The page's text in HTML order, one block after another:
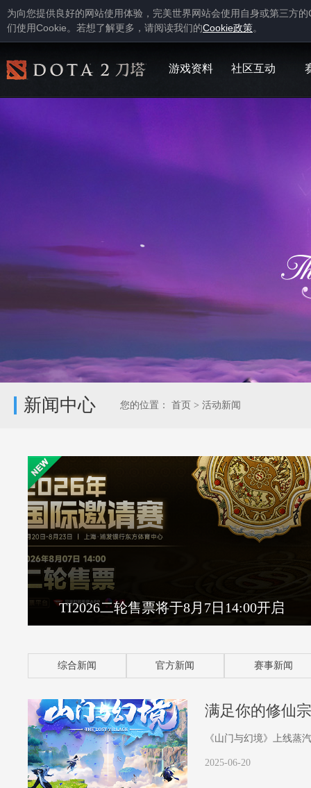
为向您提供良好的网站使用体验，完美世界网站会使用自身或第三方的
们使用Cookie。若想了解更多，请阅读我们的Cookie政策。
游戏资料 社区互动
新闻中心 您的位置： 首页 > 活动新闻
TI2026二轮售票将于8月7日14:00开启
综合新闻 官方新闻 赛事新闻
满足你的修仙
《山门与幻境》上线蒸
2025-06-20